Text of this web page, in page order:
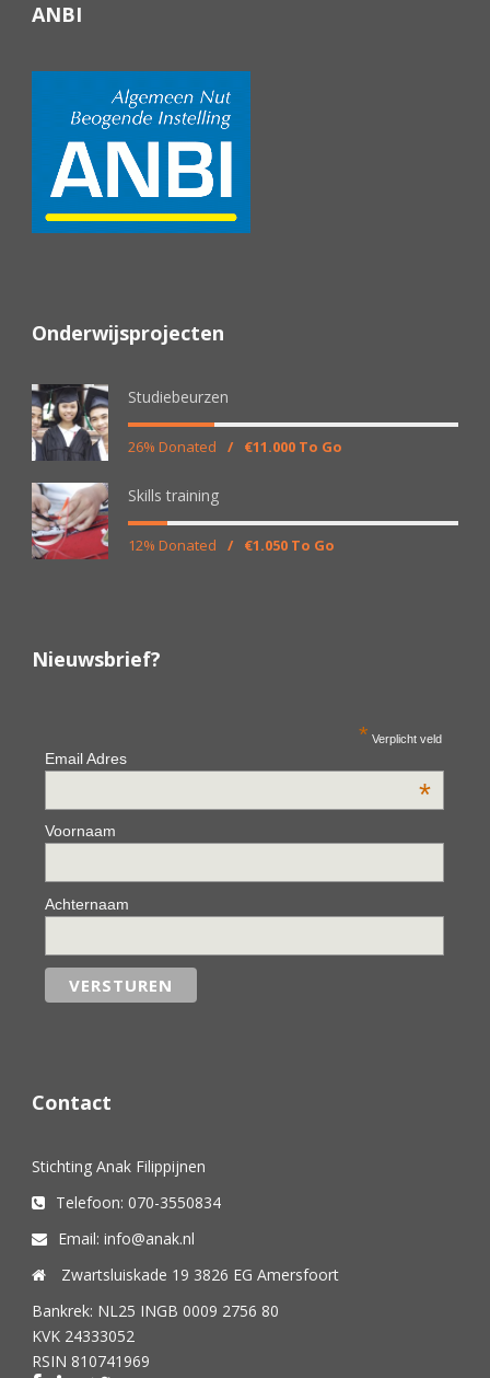
ANBI
Onderwijsprojecten
Studiebeurzen
26% Donated / €11.000 To Go
Skills training
12% Donated / €1.050 To Go
Nieuwsbrief?
* Verplicht veld
Email Adres
*
Voornaam
Achternaam
Contact
Stichting Anak Filippijnen
Telefoon: 070-3550834
Email: info@anak.nl
Zwartsluiskade 19 3826 EG Amersfoort
Bankrek: NL25 INGB 0009 2756 80
KVK 24333052
RSIN 810741969